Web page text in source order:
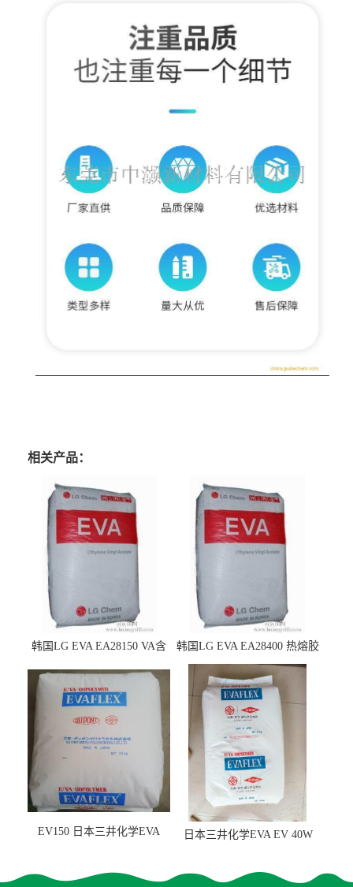
相关产品：
韩国LG EVA EA28150 VA含
韩国LG EVA EA28400 热熔胶
级 VA含量28 熔指400
EV150 日本三井化学EVA
日本三井化学EVA EV 40W